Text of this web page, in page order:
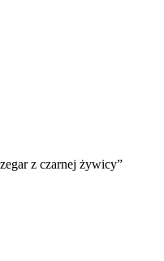
z czarnej żywicy”